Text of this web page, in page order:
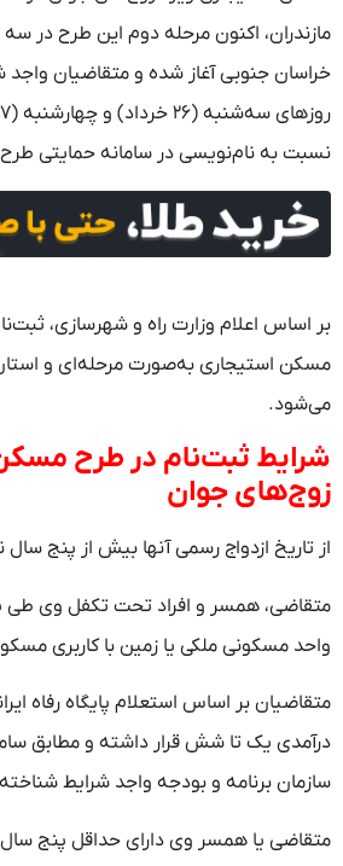
مازندران، اکنون مرحله دوم این طرح در سه
خراسان جنوبی آغاز شده و متقاضیان واجد
نسبت به نام‌نویسی در سامانه حمایتی
بر اساس اعلام وزارت راه و شهرسازی،
مسکن استیجاری به‌صورت مرحله‌ای و
می‌شود.
شرایط ثبت‌نام در طرح
زوج‌های جوان
از تاریخ ازدواج رسمی آنها بیش از پنج
متقاضی، همسر و افراد تحت تکفل وی طی
واحد مسکونی ملکی یا زمین با کاربری
متقاضیان بر اساس استعلام پایگاه رفاه
درآمدی یک تا شش قرار داشته و مطابق
سازمان برنامه و بودجه واجد شرایط
متقاضی یا همسر وی دارای حداقل پنج